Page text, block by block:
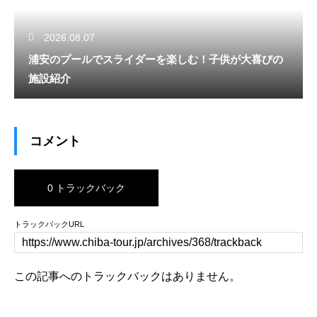
2026.08.07
浦安のプールでスライダーを楽しむ！子供が大喜びの
施設紹介
コメント
0 トラックバック
トラックバックURL
この記事へのトラックバックはありません。